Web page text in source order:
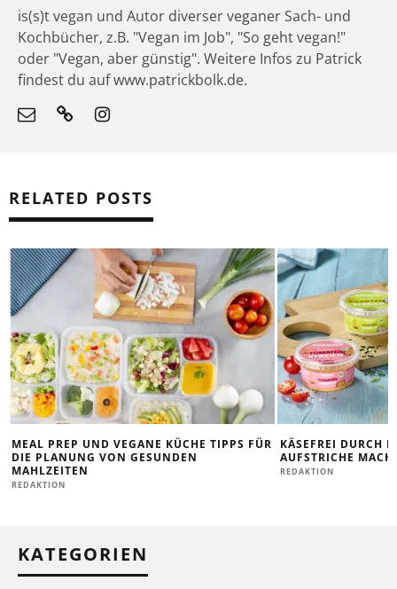
is(s)t vegan und Autor diverser veganer Sach- und
Kochbücher, z.B. "Vegan im Job", "So geht vegan!"
oder "Vegan, aber günstig". Weitere Infos zu Patrick
findest du auf www.patrickbolk.de.
RELATED POSTS
MEAL PREP UND VEGANE KÜCHE TIPPS FÜR
DIE PLANUNG VON GESUNDEN
MAHLZEITEN
REDAKTION
KÄSEFREI DURCH
AUFSTRICHE
REDAKTION
KATEGORIEN